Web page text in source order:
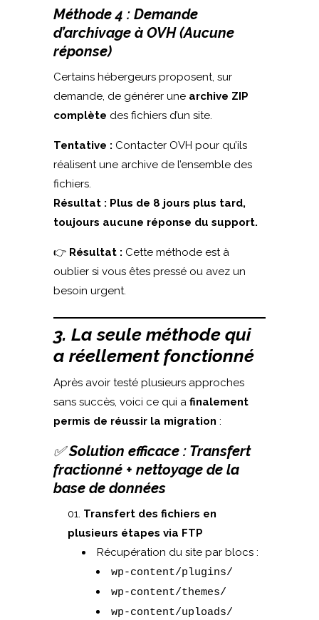
Méthode 4 : Demande
d’archivage à OVH (Aucune
réponse)
Certains hébergeurs proposent, sur
demande, de générer une archive ZIP
complète des fichiers d’un site.
Tentative : Contacter OVH pour qu’ils
réalisent une archive de l’ensemble des
fichiers.
Résultat : Plus de 8 jours plus tard,
toujours aucune réponse du support.
👉 Résultat : Cette méthode est à
oublier si vous êtes pressé ou avez un
besoin urgent.
3. La seule méthode qui
a réellement fonctionné
Après avoir testé plusieurs approches
sans succès, voici ce qui a finalement
permis de réussir la migration :
✅Solution efficace : Transfert
fractionné + nettoyage de la
base de données
Transfert des fichiers en
plusieurs étapes via FTP
Récupération du site par blocs :
wp-content/plugins/
wp-content/themes/
wp-content/uploads/